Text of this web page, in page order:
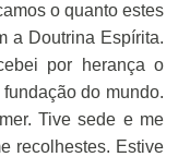
o quanto estes
a Doutrina Espírita.
por herança o
do mundo.
Tive sede e me
recolhestes. Estive